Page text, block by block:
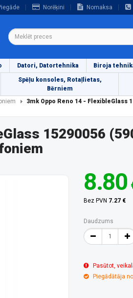
Norēķini Nomaksa
Datori, Datortehnika Biroja
Spēļu konsoles, Rotaļlietas,
Bērniem
3mk Oppo Reno 14 - FlexibleGlass
15290056
8.80
Bez PVN 7.27 €
Daudzums
Pasūtot,
Piegādātāja